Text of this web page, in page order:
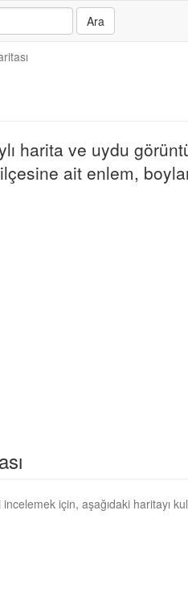
Ara
harita ve uydu
ait enlem,
için, aşağıdaki